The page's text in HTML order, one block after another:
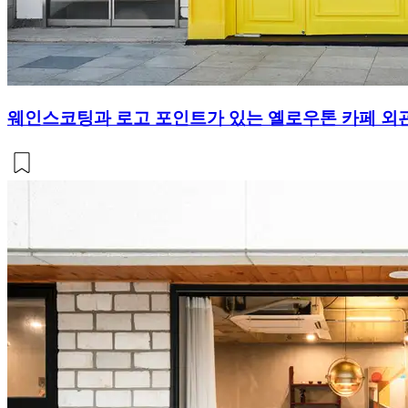
웨인스코팅과 로고 포인트가 있는 옐로우톤 카페 외